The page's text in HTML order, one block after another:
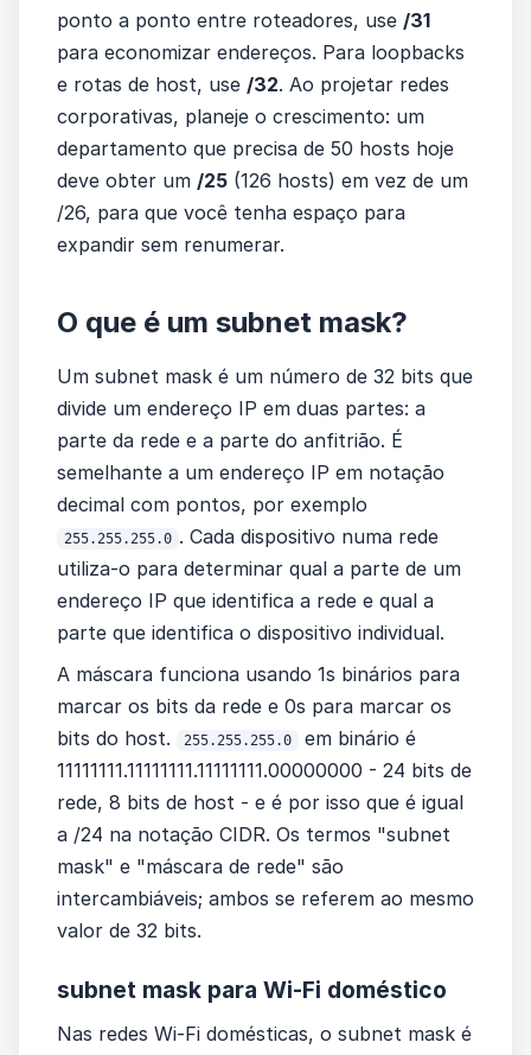
ponto a ponto entre roteadores, use /31
para economizar endereços. Para loopbacks
e rotas de host, use /32. Ao projetar redes
corporativas, planeje o crescimento: um
departamento que precisa de 50 hosts hoje
deve obter um /25 (126 hosts) em vez de um
/26, para que você tenha espaço para
expandir sem renumerar.
O que é um subnet mask?
Um subnet mask é um número de 32 bits que
divide um endereço IP em duas partes: a
parte da rede e a parte do anfitrião. É
semelhante a um endereço IP em notação
decimal com pontos, por exemplo
255.255.255.0 . Cada dispositivo numa rede
utiliza-o para determinar qual a parte de um
endereço IP que identifica a rede e qual a
parte que identifica o dispositivo individual.
A máscara funciona usando 1s binários para
marcar os bits da rede e 0s para marcar os
bits do host.
255.255.255.0
em binário é
11111111.11111111.11111111.00000000 - 24 bits de
rede, 8 bits de host - e é por isso que é igual
a /24 na notação CIDR. Os termos "subnet
mask" e "máscara de rede" são
intercambiáveis; ambos se referem ao mesmo
valor de 32 bits.
subnet mask para Wi-Fi doméstico
Nas redes Wi-Fi domésticas, o subnet mask é